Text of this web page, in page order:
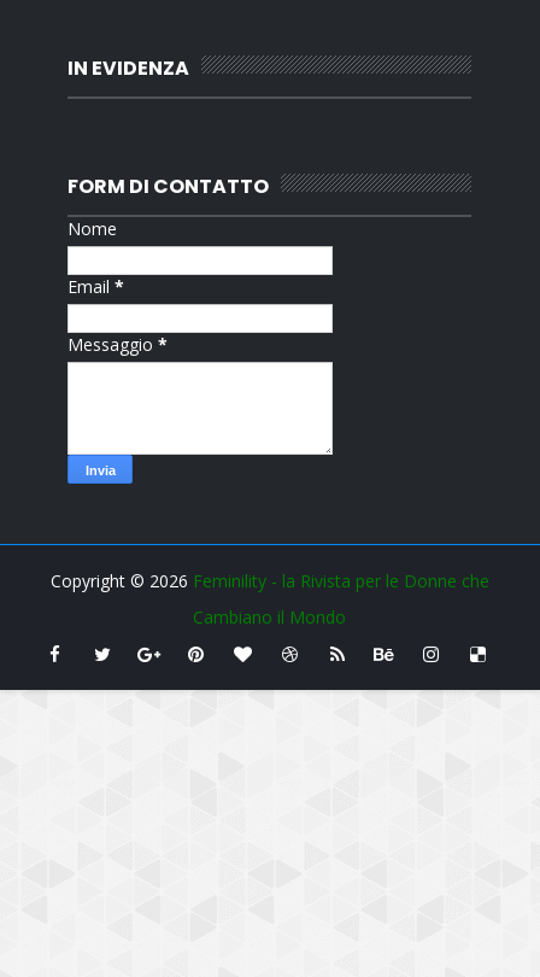
IN EVIDENZA
FORM DI CONTATTO
Nome
Email*
Messaggio*
Copyright © 2026 Feminility - la Rivista per le Donne che
Cambiano il Mondo